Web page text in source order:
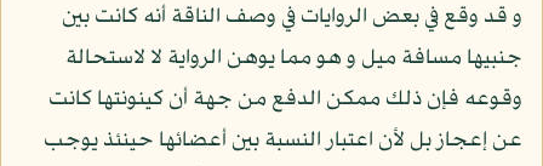
و قد وقع في بعض الروايات في وصف الناقة أنه كانت بين
جنبيها مسافة ميل و هو مما يوهن الرواية لا لاستحالة
وقوعه فإن ذلك ممكن الدفع من جهة أن كينونتها كانت
عن إعجاز بل لأن اعتبار النسبة بين أعضائها حينئذ يوجب